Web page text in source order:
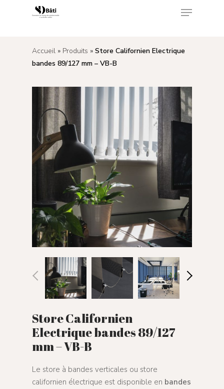
Appuyez sur Enter pour rechercher ou sur ESC
pour fermer
Accueil » Produits » Store Californien Electrique
bandes 89/127 mm – VB-B
Store Californien
Electrique bandes 89/127
mm – VB-B
Le store à bandes verticales ou store
californien électrique est disponible en bandes